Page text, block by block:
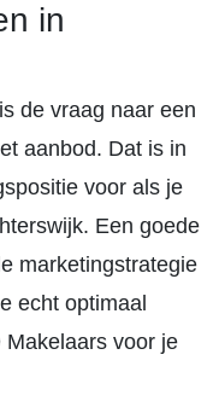
in
de vraag naar een
aanbod. Dat is in
voor als je
Een goede
marketingstrategie
echt optimaal
Makelaars voor je